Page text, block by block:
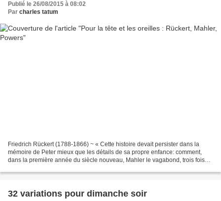
Publié le 26/08/2015 à 08:02
Par charles tatum
Friedrich Rückert (1788-1866) ~ « Cette histoire devait persister dans la
mémoire de Peter mieux que les détails de sa propre enfance: comment,
dans la première année du siècle nouveau, Mahler le vagabond, trois fois
32 variations pour dimanche soir